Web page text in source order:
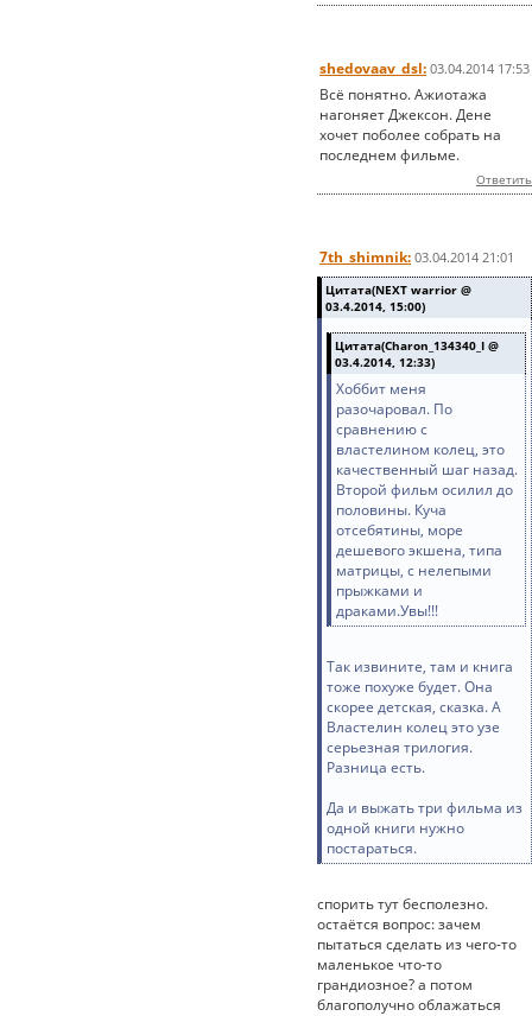
shedovaav_dsl: 03.04.2014 17:53
Всё понятно. Ажиотажа
нагоняет Джексон. Дене
хочет поболее собрать на
последнем фильме.
Ответить
7th_shimnik: 03.04.2014 21:01
Цитата(NEXT warrior @
03.4.2014, 15:00)
Цитата(Charon_134340_I @
03.4.2014, 12:33)
Хоббит меня
разочаровал. По
сравнению с
властелином колец, это
качественный шаг назад.
Второй фильм осилил до
половины. Куча
отсебятины, море
дешевого экшена, типа
матрицы, с нелепыми
прыжками и
драками.Увы!!!
Так извините, там и книга
тоже похуже будет. Она
скорее детская, сказка. А
Властелин колец это узе
серьезная трилогия.
Разница есть.
Да и выжать три фильма из
одной книги нужно
постараться.
спорить тут бесполезно.
остаётся вопрос: зачем
пытаться сделать из чего-то
маленькое что-то
грандиозное? а потом
благополучно облажаться